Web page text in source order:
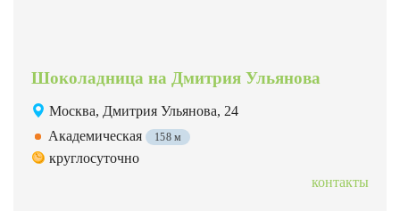
Шоколадница на Дмитрия Ульянова
Москва, Дмитрия Ульянова, 24
Академическая
158 м
круглосуточно
контакты